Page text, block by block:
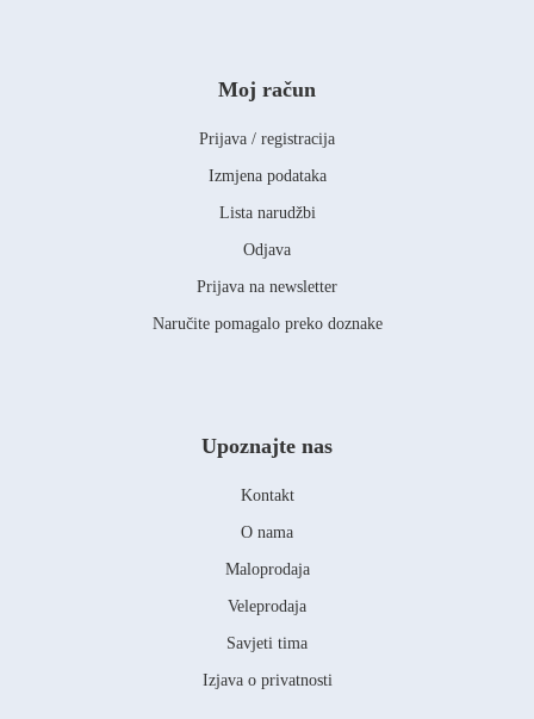
Moj račun
Prijava / registracija
Izmjena podataka
Lista narudžbi
Odjava
Prijava na newsletter
Naručite pomagalo preko doznake
Upoznajte nas
Kontakt
O nama
Maloprodaja
Veleprodaja
Savjeti tima
Izjava o privatnosti